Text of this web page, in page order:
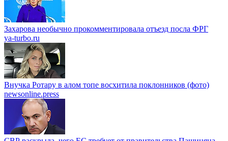
Захарова необычно прокомментировала отъезд посла ФРГ
ya-turbo.ru
Внучка Ротару в алом топе восхитила поклонников (фото)
newsonline.press